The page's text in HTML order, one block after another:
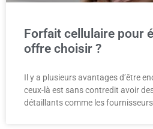
Forfait cellulaire pour
offre choisir ?
Il y a plusieurs avantages d’être
ceux-là est sans contredit avoir
détaillants comme les